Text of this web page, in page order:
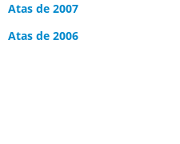
Atas de 2007
Atas de 2006